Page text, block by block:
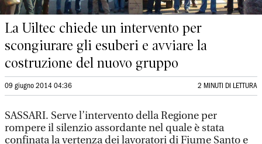
La Uiltec chiede un intervento per
scongiurare gli esuberi e avviare la
costruzione del nuovo gruppo
09 giugno 2014 04:36 2 MINUTI DI LETTURA
SASSARI. Serve l’intervento della Regione per
rompere il silenzio assordante nel quale è stata
confinata la vertenza dei lavoratori di Fiume Santo e